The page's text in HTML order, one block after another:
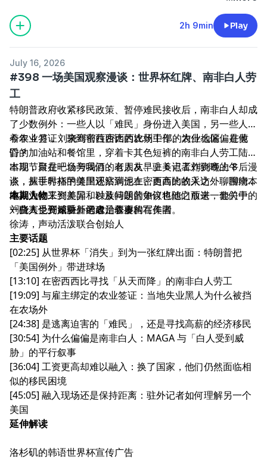
2h 9min Play
July 16, 2026
#398 一场美国观察漫谈：世界杯红牌、南非白人劳
工
特朗普政府收紧移民政策、暂停难民接收后，南非白人却成
了少数例外：一些人以「难民」身份进入美国，另一些人拿
着农业签证，来到密西西比的农场工作。为什么偏偏是他
们？
今年 4 月，刘骁骞前往密西西比州中部的农业地区。在黄
昏的加油站和餐馆里，穿着卡其色短裤的南非白人劳工陆续
出现，聚在吧台旁喝酒；有人从早上 6 点工作到晚上 8
点，握手时指甲缝里还沾满泥土。更高的收入之外，围绕本
地就业、工资差异和种族问题的争议也随之而来，他们中的
一些人也开始重新考虑是否要留在美国。
本期节目是一场与我们的老朋友、驻美记者刘骁骞的午后漫
谈，从世界杯的美国观察到他在密西西比的采访，聊聊南非
白人为何来到美国，以及特朗普如何将他们放进一套关于
「白人受到威胁」的政治叙事。
本期人物
刘骁骞，资深驻外记者、非虚构写作者
徐涛，声动活泼联合创始人
主要话题
[02:25] 从世界杯「消失」到为一张红牌出面：特朗普把
「美国例外」带进球场
[13:10] 在密西西比寻找「从天而降」的南非白人劳工
[19:09] 与雇主绑定的农业签证：当地失业黑人为什么被挡
在农场外
[24:38] 是逃离迫害的「难民」，还是寻找高薪的经济移民
[30:54] 为什么偏偏是南非白人：MAGA 与「白人受到威
胁」的平行叙事
[36:04] 工资更高却难以融入：换了国家，他们仍然面临相
似的移民困境
[45:05] 融入现场还是保持距离：驻外记者如何理解另一个
美国
延伸解读
洛杉矶的韩语世界杯宣传广告